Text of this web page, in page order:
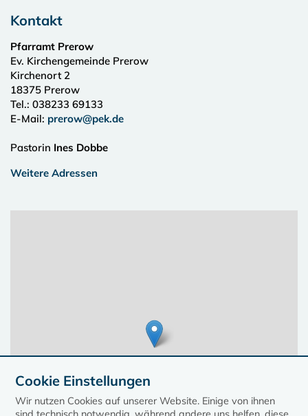
Kontakt
Pfarramt Prerow
Ev. Kirchengemeinde Prerow
Kirchenort 2
18375 Prerow
Tel.: 038233 69133
E-Mail: prerow@pek.de
Pastorin Ines Dobbe
Weitere Adressen
Cookie Einstellungen
Wir nutzen Cookies auf unserer Website. Einige von ihnen